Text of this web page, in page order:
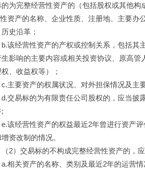
为完整经营性资产的（包括股权或其他构
资产的名称、企业性质、注册地、主要
史沿革；
性资产的产权或控制关系，包括其主要
生影响的主要内容或相关投资协议、原高
、收益权等）；
产的权属状况、对外担保情况及主要
的为有限责任公司股权的，应当披露是
性资产的权益最近2年曾进行资产评估
资改制的情况。
易标的不构成完整经营性资产的，应
产的名称、类别及最近2年的运营情